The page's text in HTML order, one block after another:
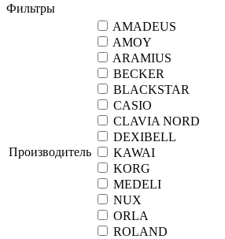
Фильтры
Производитель
AMADEUS
AMOY
ARAMIUS
BECKER
BLACKSTAR
CASIO
CLAVIA NORD
DEXIBELL
KAWAI
KORG
MEDELI
NUX
ORLA
ROLAND